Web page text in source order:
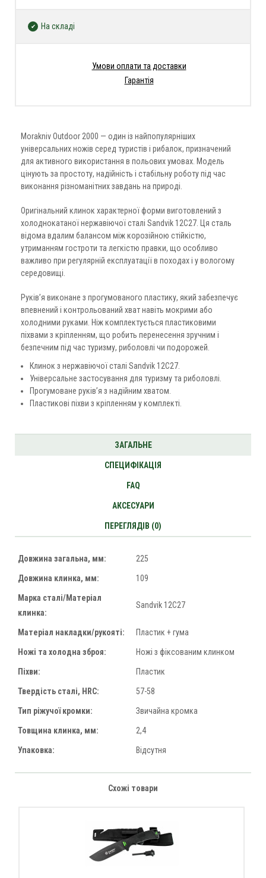
Morakniv Outdoor 2000 — один із найпопулярніших
універсальних ножів серед туристів і рибалок, призначений
для активного використання в польових умовах. Модель
цінують за простоту, надійність і стабільну роботу під час
виконання різноманітних завдань на природі.
Оригінальний клинок характерної форми виготовлений з
холоднокатаної нержавіючої сталі Sandvik 12C27. Ця сталь
відома вдалим балансом між корозійною стійкістю,
утриманням гостроти та легкістю правки, що особливо
важливо при регулярній експлуатації в походах і у вологому
середовищі.
Руків’я виконане з прогумованого пластику, який забезпечує
впевнений і контрольований хват навіть мокрими або
холодними руками. Ніж комплектується пластиковими
піхвами з кріпленням, що робить перенесення зручним і
безпечним під час туризму, риболовлі чи подорожей.
Клинок з нержавіючої сталі Sandvik 12C27.
Універсальне застосування для туризму та риболовлі.
Прогумоване руків’я з надійним хватом.
Пластикові піхви з кріпленням у комплекті.
На складі
Умови оплати та доставки
Гарантія
ЗАГАЛЬНЕ
СПЕЦИФІКАЦІЯ
FAQ
АКСЕСУАРИ
ПЕРЕГЛЯДІВ (0)
Довжина загальна, мм: 225
Довжина клинка, мм: 109
Марка сталі/Матеріал
клинка:
Sandvik 12C27
Матеріал накладки/рукояті: Пластик + гума
Ножі та холодна зброя: Ножі з фіксованим клинком
Піхви: Пластик
Твердість сталі, HRC: 57-58
Тип ріжучої кромки: Звичайна кромка
Товщина клинка, мм: 2,4
Упаковка: Відсутня
Схожі товари